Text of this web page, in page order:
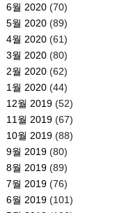
6월 2020(70)
5월 2020(89)
4월 2020(61)
3월 2020(80)
2월 2020(62)
1월 2020(44)
12월 2019(52)
11월 2019(67)
10월 2019(88)
9월 2019(80)
8월 2019(89)
7월 2019(76)
6월 2019(101)